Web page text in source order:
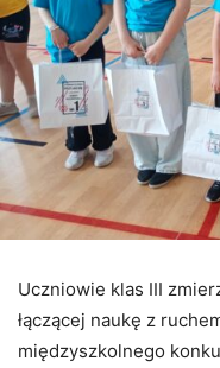
Uczniowie klas III
łączącej naukę z
międzyszkolnego